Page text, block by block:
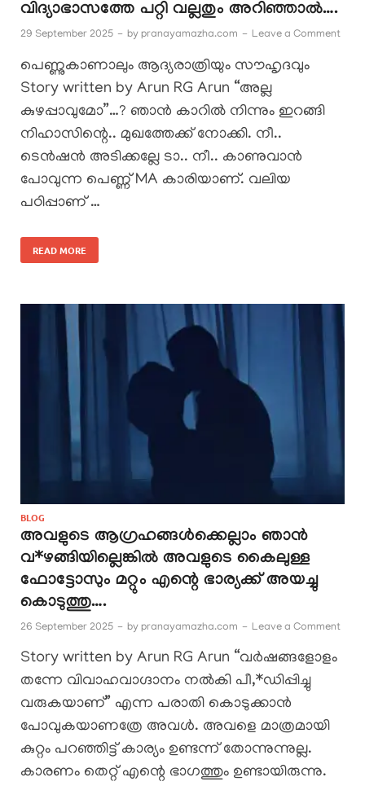
വിദ്യാഭാസത്തേ പറ്റി വല്ലതും അറിഞ്ഞാൽ….
29 September 2025 - by pranayamazha.com - Leave a Comment
പെണ്ണുകാണാലും ആദ്യരാത്രിയും സൗഹൃദവും
Story written by Arun RG Arun “അല്ല
കുഴപ്പാവുമോ”…? ഞാൻ കാറിൽ നിന്നും ഇറങ്ങി
നിഹാസിന്റെ.. മുഖത്തേക്ക് നോക്കി. നീ..
ടെൻഷൻ അടിക്കല്ലേ ടാ.. നീ.. കാണുവാൻ
പോവുന്ന പെണ്ണ് MA കാരിയാണ്. വലിയ
പഠിപ്പാണ് …
READ MORE
BLOG
അവളുടെ ആഗ്രഹങ്ങൾക്കെല്ലാം ഞാൻ
വ*ഴങ്ങിയില്ലെങ്കിൽ അവളുടെ കൈലുള്ള
ഫോട്ടോസും മറ്റും എന്റെ ഭാര്യക്ക് ‌അയച്ചു
കൊടുത്തു….
26 September 2025 - by pranayamazha.com - Leave a Comment
Story written by Arun RG Arun “വർഷങ്ങളോളം
തന്നേ വിവാഹവാഗ്ദാനം നൽകി പീ,*ഡിപ്പിച്ചു
വരുകയാണ്” എന്ന പരാതി കൊടുക്കാൻ
പോവുകയാണത്രേ അവൾ. അവളെ മാത്രമായി
കുറ്റം പറഞ്ഞിട്ട് കാര്യം ഉണ്ടന്ന് തോന്നുന്നുല്ല.
കാരണം തെറ്റ് എന്റെ ഭാഗത്തും ഉണ്ടായിരുന്നു.